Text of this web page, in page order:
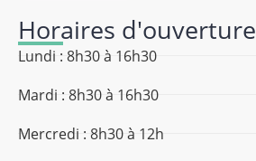
Horaires d'ouverture
Lundi : 8h30 à 16h30
Mardi : 8h30 à 16h30
Mercredi : 8h30 à 12h